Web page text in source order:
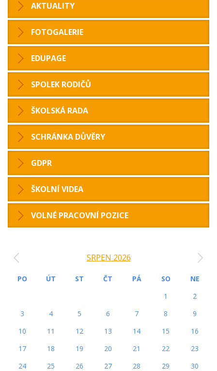
AKTUALITY
FOTOGALERIE
EDUPAGE
SPOLEK RODIČŮ
ŠKOLSKÁ RADA
SCHRÁNKA DŮVĚRY
GDPR
ŠKOLNÍ VIDEA
VOLNÉ PRACOVNÍ POZICE
SRPEN 2026
PO ÚT ST ČT PÁ SO
NE
1
2
3
4 5 6 7 8
9
10
11 12 13 14 15
16
17
18 19 20 21 22
23
24
25 26 27 28 29
30